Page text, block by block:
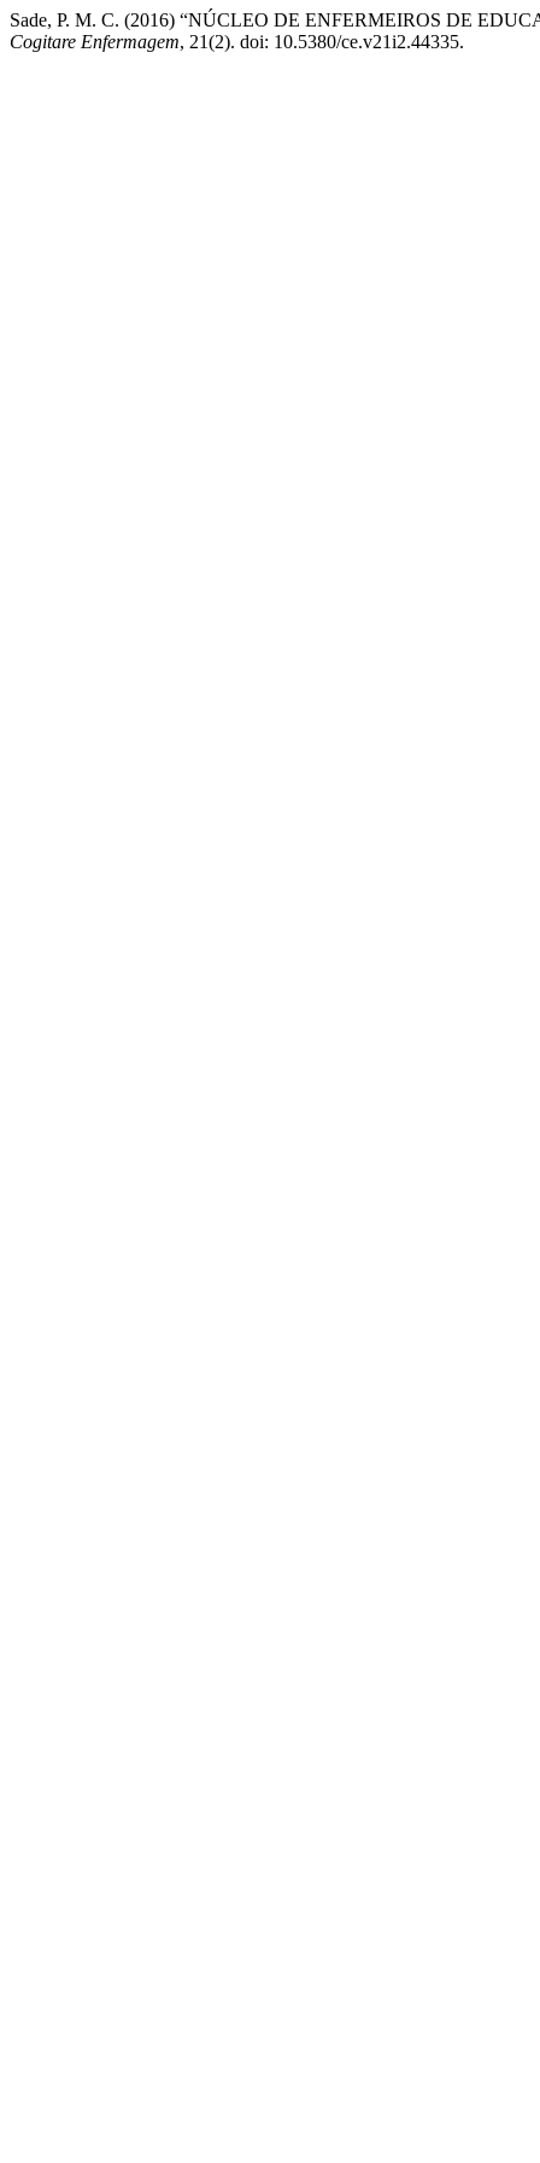
Sade, P. M. C. (2016) “NÚCLEO DE ENFERMEIROS DE
Cogitare Enfermagem, 21(2). doi: 10.5380/ce.v21i2.44335.